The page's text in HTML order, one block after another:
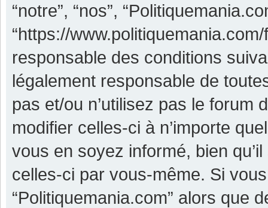
“notre”, “nos”,
“https://
responsable des conditions
légalement responsable de
pas et/ou n’utilisez pas le forum
modifier celles-ci à n’importe
vous en soyez informé, bien
celles-ci par vous-même. Si
“Politiquemania.com” alors que